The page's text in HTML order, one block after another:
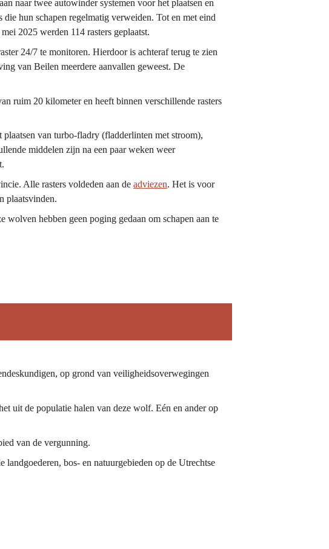
naar twee autowinder systemen voor het plaatsen en
hun schapen regelmatig verweiden. Tot en met eind
24/7 te monitoren. Hierdoor is achteraf terug te zien
van Beilen meerdere aanvallen geweest. De
ruim 20 kilometer en heeft binnen verschillende rasters
van turbo-fladry (fladderlinten met stroom),
middelen zijn na een paar weken weer
Alle rasters voldeden aan de adviezen. Het is voor
plaatsvinden.
hebben geen poging gedaan om schapen aan te
op grond van veiligheidsoverwegingen
uit de populatie halen van deze wolf. Eén en ander op
van de vergunning.
bos- en natuurgebieden op de Utrechtse